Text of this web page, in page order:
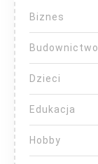
Biznes
Budownictwo
Dzieci
Edukacja
Hobby